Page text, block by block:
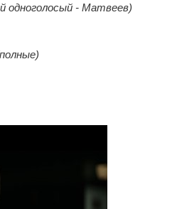
одноголосый - Матвеев)